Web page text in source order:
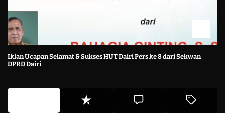
Iklan Ucapan Selamat & Sukses HUT Dairi Pers ke 8 dari Sekwan
DPRD Dairi